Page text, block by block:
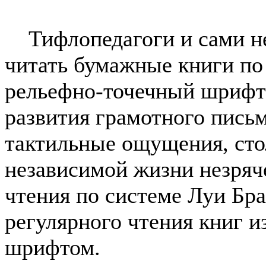
Тифлопедагоги и сами
читать бумажные книги
рельефно-точечный
развития грамотного
тактильные ощущения,
независимой жизни
чтения по системе Луи
регулярного чтения книг
шрифтом.